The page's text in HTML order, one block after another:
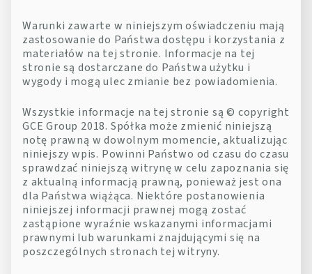
Warunki zawarte w niniejszym oświadczeniu mają
zastosowanie do Państwa dostępu i korzystania z
materiałów na tej stronie. Informacje na tej
stronie są dostarczane do Państwa użytku i
wygody i mogą ulec zmianie bez powiadomienia.
Wszystkie informacje na tej stronie są © copyright
GCE Group 2018. Spółka może zmienić niniejszą
notę prawną w dowolnym momencie, aktualizując
niniejszy wpis. Powinni Państwo od czasu do czasu
sprawdzać niniejszą witrynę w celu zapoznania się
z aktualną informacją prawną, ponieważ jest ona
dla Państwa wiążąca. Niektóre postanowienia
niniejszej informacji prawnej mogą zostać
zastąpione wyraźnie wskazanymi informacjami
prawnymi lub warunkami znajdującymi się na
poszczególnych stronach tej witryny.